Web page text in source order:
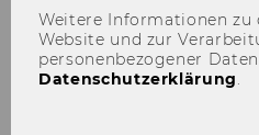
Severin Broucek
Weitere Informationen zu
Website und zur
personenbezogener
Datenschutzerklärung